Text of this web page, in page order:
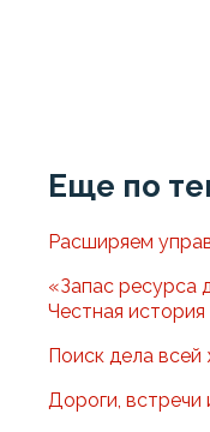
Еще по
Расширяем
«Запас ресурса
Честная
Поиск дела всей
Дороги,